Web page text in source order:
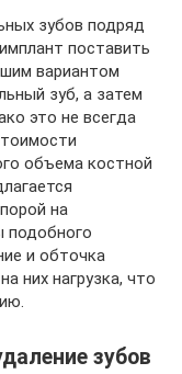
зубов подряд
поставить
вариантом
зуб, а затем
это не всегда
объема костной
на
подобного
и обточка
них нагрузка, что
зубов